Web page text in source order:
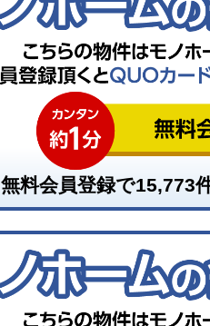
無料会員登録で15,773